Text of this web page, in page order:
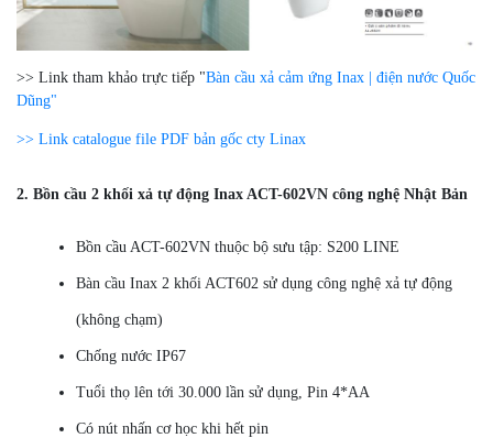
>> Link tham khảo trực tiếp "Bàn cầu xả cảm ứng Inax | điện nước Quốc
Dũng"
>> Link catalogue file PDF bản gốc cty Linax
2. Bồn cầu 2 khối xả tự động Inax ACT-602VN công nghệ Nhật Bản
Bồn cầu ACT-602VN thuộc bộ sưu tập: S200 LINE
Bàn cầu Inax 2 khối ACT602 sử dụng công nghệ xả tự động
(không chạm)
Chống nước IP67
Tuổi thọ lên tới 30.000 lần sử dụng, Pin 4*AA
Có nút nhấn cơ học khi hết pin